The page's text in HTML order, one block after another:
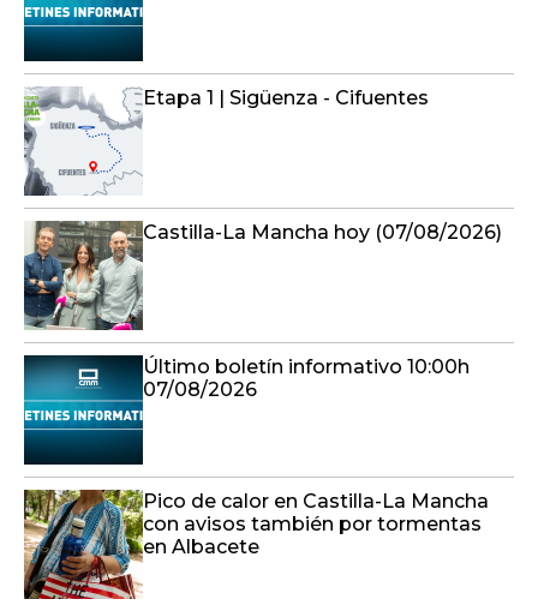
Etapa 1 | Sigüenza - Cifuentes
Castilla-La Mancha hoy (07/08/2026)
Último boletín informativo 10:00h
07/08/2026
Pico de calor en Castilla-La Mancha
con avisos también por tormentas
en Albacete